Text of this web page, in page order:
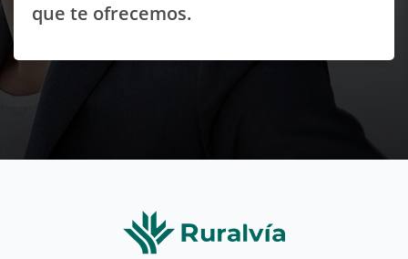
que te ofrecemos.